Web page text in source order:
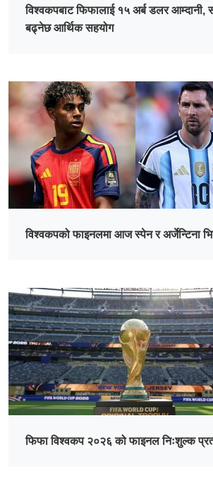
विश्वकपबाट फिफालाई १५ अर्ब डलर आम्दानी,
बढ्नेछ आर्थिक सहयोग
विश्वकपको फाइनलमा आज स्पेन र अर्जेन्टिना
फिफा विश्वकप २०२६ को फाइनल निःशुल्क